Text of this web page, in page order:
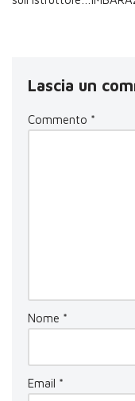
Lascia un
Commento *
Nome *
Email *